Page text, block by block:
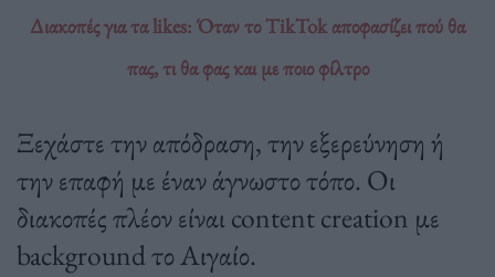
Διακοπές για τα likes: Όταν το TikTok αποφασίζει πού θα
πας, τι θα φας και με ποιο φίλτρο
Ξεχάστε την απόδραση, την εξερεύνηση ή
την επαφή με έναν άγνωστο τόπο. Οι
διακοπές πλέον είναι content creation με
background το Αιγαίο.